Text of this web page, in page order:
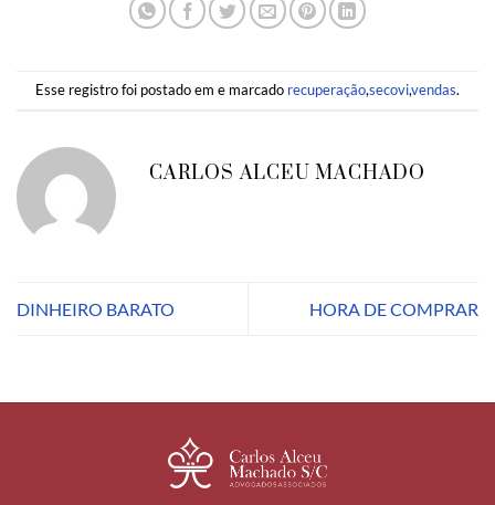
Esse registro foi postado em e marcado recuperação,secovi,vendas.
CARLOS ALCEU MACHADO
DINHEIRO BARATO HORA DE COMPRAR